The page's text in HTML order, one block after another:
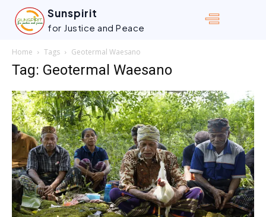
Sunspirit
for Justice and Peace
Home Tags Geotermal Waesano
Tag: Geotermal Waesano